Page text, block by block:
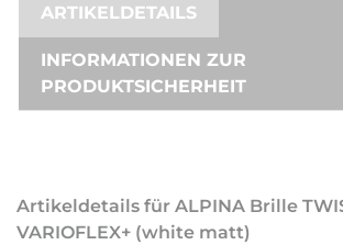
ARTIKELDETAILS
INFORMATIONEN ZUR
PRODUKTSICHERHEIT
Artikeldetails für ALPINA Brille
VARIOFLEX+ (white matt)